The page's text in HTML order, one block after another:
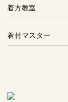
着方教室
着付マスター